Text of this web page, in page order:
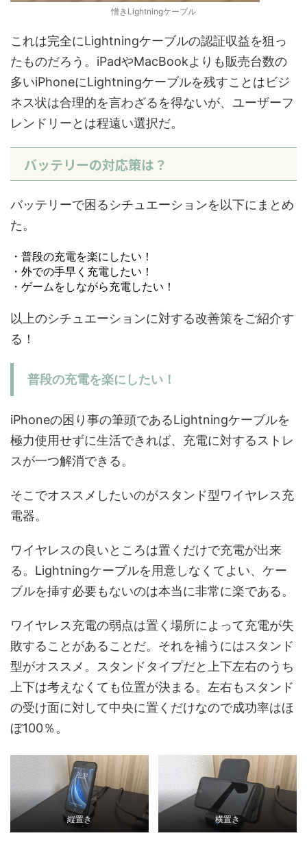
憎きLightningケーブル
これは完全にLightningケーブルの認証収益を狙っ
たものだろう。iPadやMacBookよりも販売台数の
多いiPhoneにLightningケーブルを残すことはビジ
ネス状は合理的を言わざるを得ないが、ユーザーフ
レンドリーとは程遠い選択だ。
バッテリーの対応策は？
バッテリーで困るシチュエーションを以下にまとめ
た。
・普段の充電を楽にしたい！
・外での手早く充電したい！
・ゲームをしながら充電したい！
以上のシチュエーションに対する改善策をご紹介す
る！
普段の充電を楽にしたい！
iPhoneの困り事の筆頭であるLightningケーブルを
極力使用せずに生活できれば、充電に対するストレ
スが一つ解消できる。
そこでオススメしたいのがスタンド型ワイヤレス充
電器。
ワイヤレスの良いところは置くだけで充電が出来
る。Lightningケーブルを用意しなくてよい、ケー
ブルを挿す必要もないのは本当に非常に楽である。
ワイヤレス充電の弱点は置く場所によって充電が失
敗することがあることだ。それを補うにはスタンド
型がオススメ。スタンドタイプだと上下左右のうち
上下は考えなくても位置が決まる。左右もスタンド
の受け面に対して中央に置くだけなので成功率はほ
ぼ100％。
縦置き 横置き